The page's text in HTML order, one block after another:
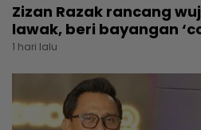
Zizan Razak rancang
lawak, beri bayangan
1 hari lalu